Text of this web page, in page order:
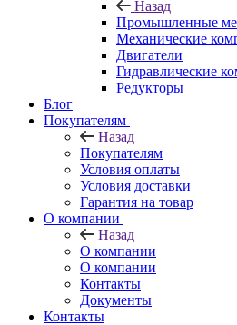
Назад
Промышленные
Механические
Двигатели
Гидравлические
Редукторы
Блог
Покупателям
Назад
Покупателям
Условия оплаты
Условия доставки
Гарантия на товар
О компании
Назад
О компании
О компании
Контакты
Документы
Контакты